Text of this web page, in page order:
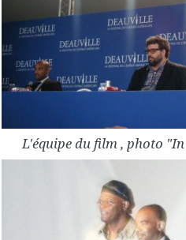
L'équipe du film , photo